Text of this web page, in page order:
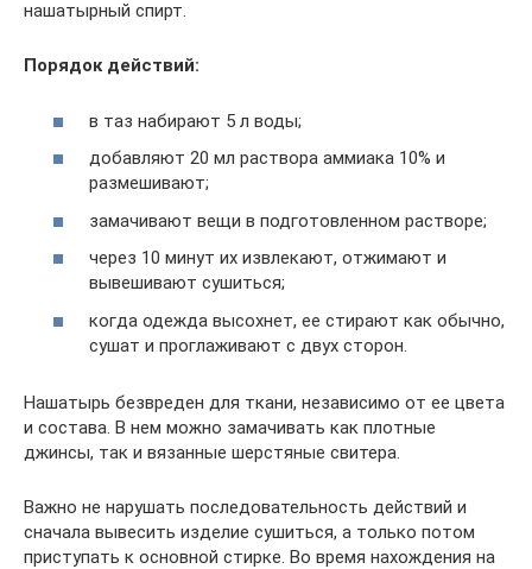
нашатырный спирт.
Порядок действий:
в таз набирают 5 л воды;
добавляют 20 мл раствора аммиака 10% и
размешивают;
замачивают вещи в подготовленном растворе;
через 10 минут их извлекают, отжимают и
вывешивают сушиться;
когда одежда высохнет, ее стирают как обычно,
сушат и проглаживают с двух сторон.
Нашатырь безвреден для ткани, независимо от ее цвета
и состава. В нем можно замачивать как плотные
джинсы, так и вязанные шерстяные свитера.
Важно не нарушать последовательность действий и
сначала вывесить изделие сушиться, а только потом
приступать к основной стирке. Во время нахождения на